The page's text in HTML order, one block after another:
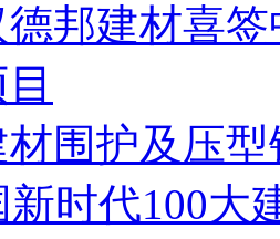
邦建材喜
围护及压
新时代100大